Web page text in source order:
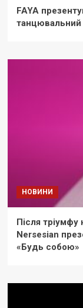
FAYA
танцювальний
НОВИНИ
Після
Nersesian
«Будь собою»